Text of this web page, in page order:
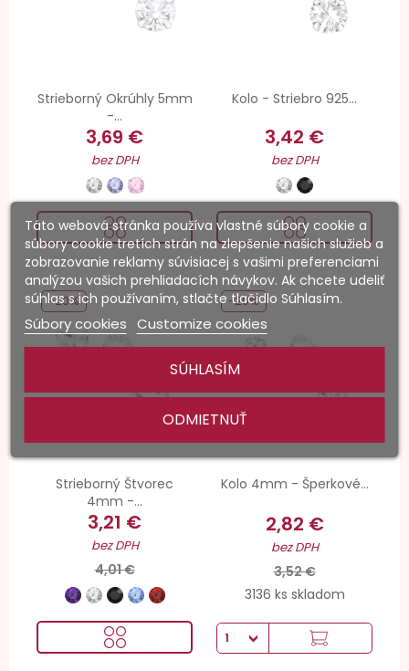
Strieborný Okrúhly 5mm
-...
3,69 €
bez DPH
Kolo - Striebro 925...
3,42 €
bez DPH
Strieborný Štvorec
4mm -...
3,21 €
bez DPH
4,01 €
-20%
Kolo 4mm - Šperkové...
2,82 €
bez DPH
3,52 €
3136 ks skladom
-20%
Táto webová stránka používa vlastné súbory cookie a
súbory cookie tretích strán na zlepšenie našich služieb a
zobrazovanie reklamy súvisiacej s vašimi preferenciami
analýzou vašich prehliadacích návykov. Ak chcete udeliť
súhlas s ich používaním, stlačte tlačidlo Súhlasím.
Súbory cookies Customize cookies
ODMIETNUŤ
SÚHLASÍM